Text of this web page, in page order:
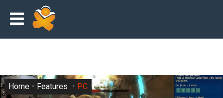
Home Features PC